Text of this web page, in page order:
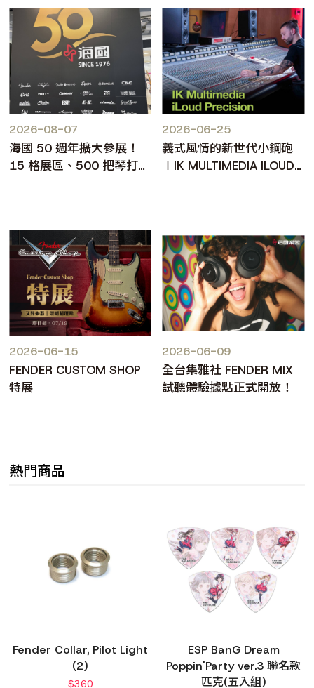
2026-08-07
海國 50 週年擴大參展！
15 格展區、500 把琴打造
2026-06-25
義式風情的新世代小鋼砲
∣IK MULTIMEDIA ILOUD
2026-06-15
FENDER CUSTOM SHOP
特展
2026-06-09
全台集雅社 FENDER MIX
試聽體驗據點正式開放！
熱門商品
Fender Collar, Pilot Light
(2)
$360
ESP BanG Dream
Poppin'Party ver.3 聯名款
匹克(五入組)